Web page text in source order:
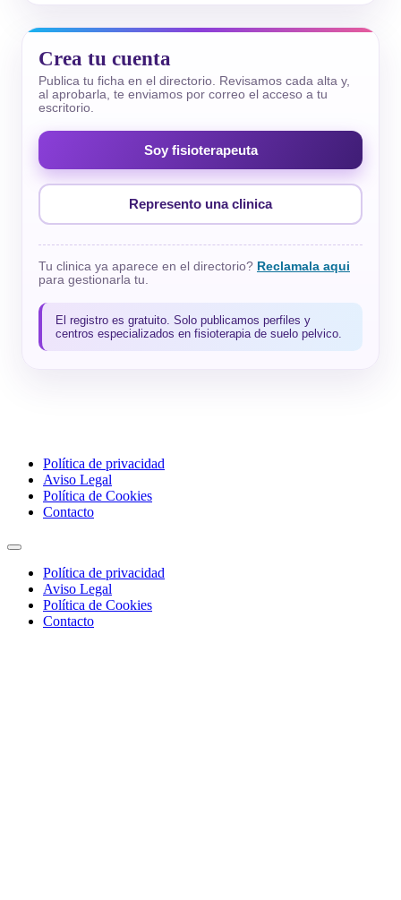
Crea tu cuenta
Publica tu ficha en el directorio. Revisamos cada alta y,
al aprobarla, te enviamos por correo el acceso a tu
escritorio.
Soy fisioterapeuta
Represento una clinica
Tu clinica ya aparece en el directorio? Reclamala aqui
para gestionarla tu.
El registro es gratuito. Solo publicamos perfiles y
centros especializados en fisioterapia de suelo pelvico.
Política de privacidad
Aviso Legal
Política de Cookies
Contacto
Política de privacidad
Aviso Legal
Política de Cookies
Contacto